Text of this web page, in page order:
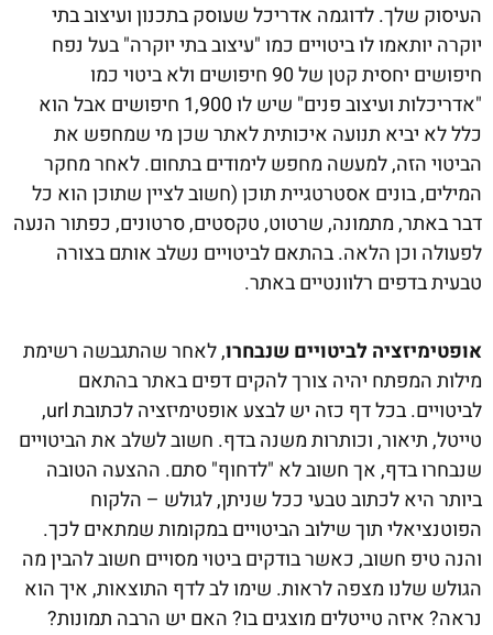
העיסוק שלך. לדוגמה אדריכל שעוסק בתכנון ועיצוב בתי
יוקרה יותאמו לו ביטויים כמו "עיצוב בתי יוקרה" בעל נפח
חיפושים יחסית קטן של 90 חיפושים ולא ביטוי כמו
"אדריכלות ועיצוב פנים" שיש לו 1,900 חיפושים אבל הוא
כלל לא יביא תנועה איכותית לאתר שכן מי שמחפש את
הביטוי הזה, למעשה מחפש לימודים בתחום. לאחר מחקר
המילים, בונים אסטרטגיית תוכן (חשוב לציין שתוכן הוא כל
דבר באתר, מתמונה, שרטוט, טקסטים, סרטונים, כפתור הנעה
לפעולה וכן הלאה. בהתאם לביטויים נשלב אותם בצורה
טבעית בדפים רלוונטיים באתר.
אופטימיזציה לביטויים שנבחרו, לאחר שהתגבשה רשימת
מילות המפתח יהיה צורך להקים דפים באתר בהתאם
לביטויים. בכל דף כזה יש לבצע אופטימיזציה לכתובת url,
טייטל, תיאור, וכותרות משנה בדף. חשוב לשלב את הביטויים
שנבחרו בדף, אך חשוב לא "לדחוף" סתם. ההצעה הטובה
ביותר היא לכתוב טבעי ככל שניתן, לגולש – הלקוח
הפוטנציאלי תוך שילוב הביטויים במקומות שמתאים לכך.
והנה טיפ חשוב, כאשר בודקים ביטוי מסויים חשוב להבין מה
הגולש שלנו מצפה לראות. שימו לב לדף התוצאות, איך הוא
נראה? איזה טייטלים מוצגים בו? האם יש הרבה תמונות?